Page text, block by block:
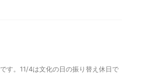
す。11/4は文化の日の振り替え休日で